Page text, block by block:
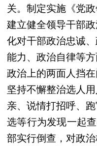
关。制定实施《党
建立健全领导干部
化对干部政治忠诚
能力、政治自律等
政治上的两面人挡
坚持不懈整治选人
亲、说情打招呼、
选等行为发现一起
部实行倒查，对政